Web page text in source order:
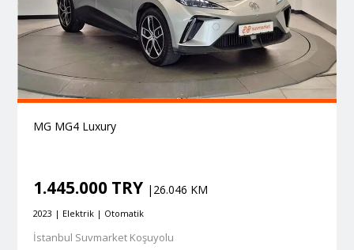
MG MG4 Luxury
1.445.000 TRY |26.046 KM
2023 | Elektrik | Otomatik
İstanbul Suvmarket Koşuyolu